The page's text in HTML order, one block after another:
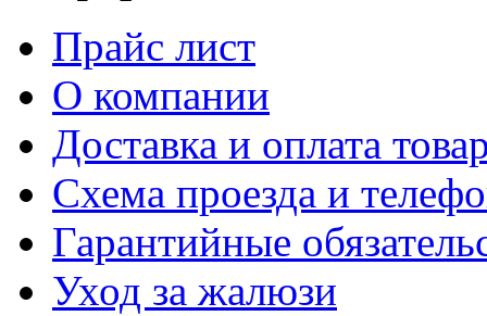
Прайс лист
О компании
Доставка и оплата
Схема проезда и
Гарантийные
Уход за жалюзи